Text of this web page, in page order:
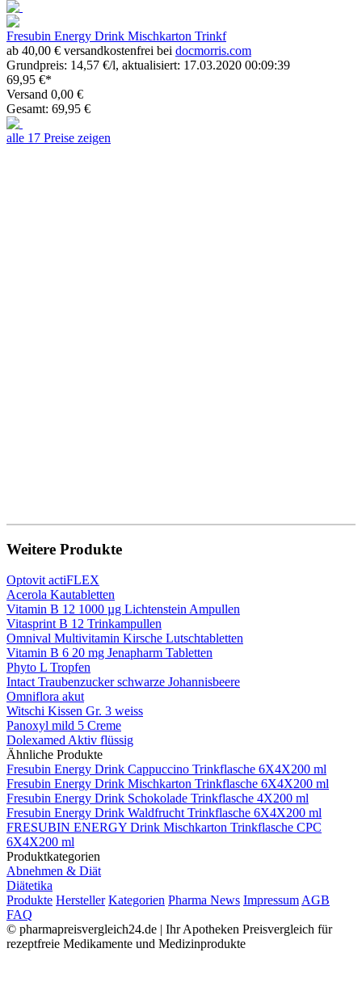
Fresubin Energy Drink Mischkarton Trinkf
ab 40,00 € versandkostenfrei bei docmorris.com
Grundpreis: 14,57 €/l, aktualisiert: 17.03.2020 00:09:39
69,95 €*
Versand 0,00 €
Gesamt: 69,95 €
alle 17 Preise zeigen
Weitere Produkte
Optovit actiFLEX
Acerola Kautabletten
Vitamin B 12 1000 µg Lichtenstein Ampullen
Vitasprint B 12 Trinkampullen
Omnival Multivitamin Kirsche Lutschtabletten
Vitamin B 6 20 mg Jenapharm Tabletten
Phyto L Tropfen
Intact Traubenzucker schwarze Johannisbeere
Omniflora akut
Witschi Kissen Gr. 3 weiss
Panoxyl mild 5 Creme
Dolexamed Aktiv flüssig
Ähnliche Produkte
Fresubin Energy Drink Cappuccino Trinkflasche 6X4X200 ml
Fresubin Energy Drink Mischkarton Trinkflasche 6X4X200 ml
Fresubin Energy Drink Schokolade Trinkflasche 4X200 ml
Fresubin Energy Drink Waldfrucht Trinkflasche 6X4X200 ml
FRESUBIN ENERGY Drink Mischkarton Trinkflasche CPC
6X4X200 ml
Produktkategorien
Abnehmen & Diät
Diätetika
Produkte Hersteller Kategorien Pharma News Impressum AGB
FAQ
© pharmapreisvergleich24.de | Ihr Apotheken Preisvergleich für
rezeptfreie Medikamente und Medizinprodukte